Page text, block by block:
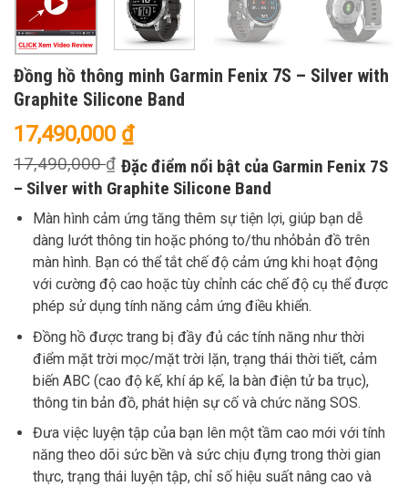
Đồng hồ thông minh Garmin Fenix 7S – Silver with
Graphite Silicone Band
17,490,000 ₫
17,490,000₫ Đặc điểm nổi bật của Garmin Fenix 7S
– Silver with Graphite Silicone Band
Màn hình cảm ứng tăng thêm sự tiện lợi, giúp bạn dễ
dàng lướt thông tin hoặc phóng to/thu nhỏbản đồ trên
màn hình. Bạn có thể tắt chế độ cảm ứng khi hoạt động
với cường độ cao hoặc tùy chỉnh các chế độ cụ thể được
phép sử dụng tính năng cảm ứng điều khiển.
Đồng hồ được trang bị đầy đủ các tính năng như thời
điểm mặt trời mọc/mặt trời lặn, trạng thái thời tiết, cảm
biến ABC (cao độ kế, khí áp kế, la bàn điện tử ba trục),
thông tin bản đồ, phát hiện sự cố và chức năng SOS.
Đưa việc luyện tập của bạn lên một tầm cao mới với tính
năng theo dõi sức bền và sức chịu đựng trong thời gian
thực, trạng thái luyện tập, chỉ số hiệu suất nâng cao và